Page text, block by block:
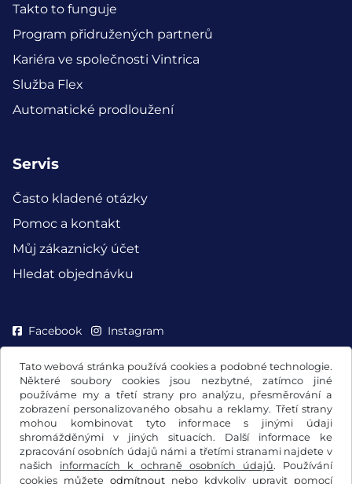
Tato webová stránka používá cookies a podobné technologie.
Některé soubory cookies jsou nezbytné, zatímco jiné
používáme my a třetí strany pro analýzu, přesměrování a
zobrazení personalizovaného obsahu a reklamy. Třetí strany
mohou kombinovat tyto informace s jinými údaji
shromážděnými v jiných situacích. Další informace ke
zpracování osobních údajů námi a třetími stranami najdete v
našich informacích k ochraně osobních údajů. Používání
cookies můžete odmítnout nebo kdykoliv upravit pomocí
Takto to funguje
Program přidružených partnerů
Kariéra ve společnosti Vintrica
Služba Flex
Automatické prodloužení
Servis
Často kladené otázky
Pomoc a kontakt
Můj zákaznický účet
Hledat objednávku
Facebook Instagram